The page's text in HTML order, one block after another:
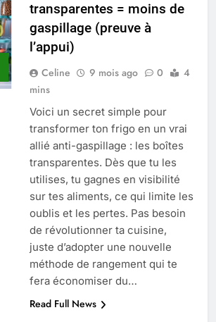
Quel est le salaire de Myriam Seurat en
2025 ?
4 Mois Ago
fonctionnalités clés et avantages
4 Mois Ago
Découvrez notre test d’orientation
gratuit spécialement conçu pour
collégiens et lycéens
4 Mois Ago
Liste complète des marques
rezoactif.com à connaître en 2025
transparentes = moins de
gaspillage (preuve à
l’appui)
Celine 9 mois ago 0
4
mins
Voici un secret simple pour
transformer ton frigo en un vrai
allié anti-gaspillage : les boîtes
transparentes. Dès que tu les
utilises, tu gagnes en visibilité
sur tes aliments, ce qui limite les
oublis et les pertes. Pas besoin
de révolutionner ta cuisine,
juste d’adopter une nouvelle
méthode de rangement qui te
fera économiser du…
Read Full News